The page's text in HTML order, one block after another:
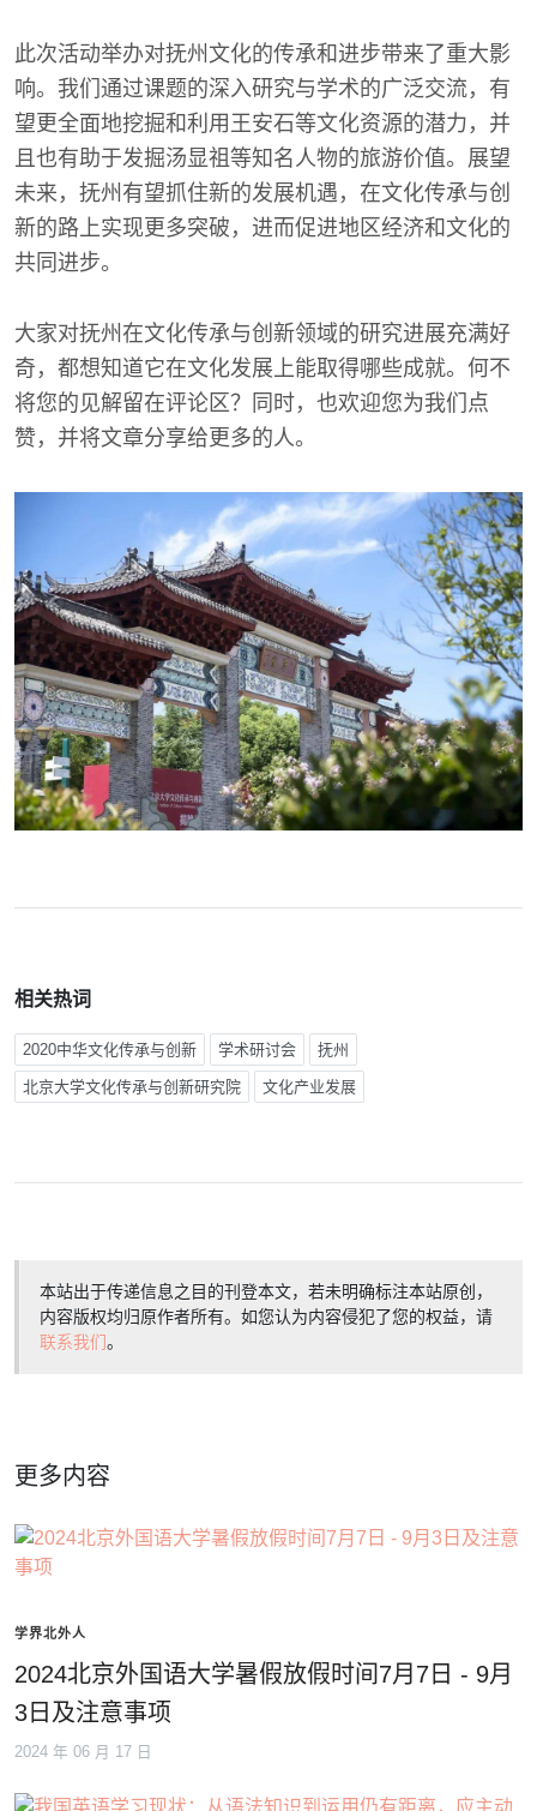
此次活动举办对抚州文化的传承和进步带来了重大影
响。我们通过课题的深入研究与学术的广泛交流，有
望更全面地挖掘和利用王安石等文化资源的潜力，并
且也有助于发掘汤显祖等知名人物的旅游价值。展望
未来，抚州有望抓住新的发展机遇，在文化传承与创
新的路上实现更多突破，进而促进地区经济和文化的
共同进步。
大家对抚州在文化传承与创新领域的研究进展充满好
奇，都想知道它在文化发展上能取得哪些成就。何不
将您的见解留在评论区？同时，也欢迎您为我们点
赞，并将文章分享给更多的人。
相关热词
2020中华文化传承与创新 学术研讨会 抚州
北京大学文化传承与创新研究院 文化产业发展
本站出于传递信息之目的刊登本文，若未明确标注本站原创，
内容版权均归原作者所有。如您认为内容侵犯了您的权益，请
联系我们。
更多内容
学界北外人
2024北京外国语大学暑假放假时间7月7日 - 9月
3日及注意事项
2024 年 06 月 17 日